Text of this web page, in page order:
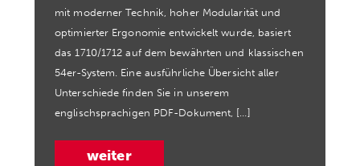
mit moderner Technik, hoher Modularität und
optimierter Ergonomie entwickelt wurde, basiert
das 1710/1712 auf dem bewährten und klassischen
54er-System. Eine ausführliche Übersicht aller
Unterschiede finden Sie in unserem
englischsprachigen PDF-Dokument, […]
weiter